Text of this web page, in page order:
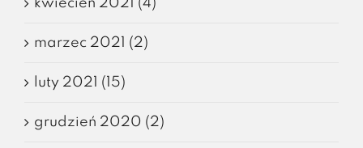
kwiecień 2021 (4)
marzec 2021 (2)
luty 2021 (15)
grudzień 2020 (2)